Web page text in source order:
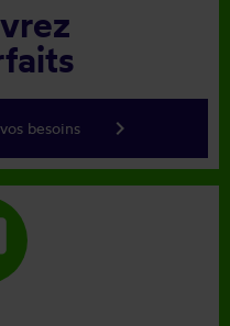
besoins keyboard_arrow_right